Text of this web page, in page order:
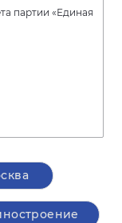
партии «Единая